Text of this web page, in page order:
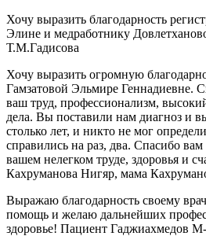
Хочу выразить благодарность
Элине и медработнику
Т.М.Гадисова
Хочу выразить огромную
Гамзатовой Эльмире Геннадиевне.
ваш труд, профессионализм,
дела. Вы поставили нам диагноз и
столько лет, и никто не мог
справились на раз, два. Спасибо
вашем нелегком труде, здоровья и
Кахруманова Нигяр, мама
Выражаю благодарность своему
помощь и желаю дальнейших
здоровье! Пациент Гаджиахмедов